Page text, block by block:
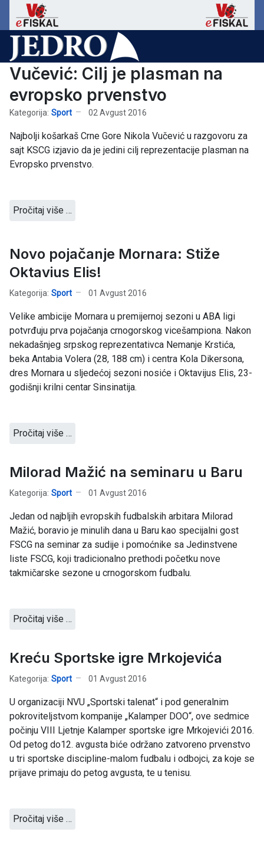
Vučević: Cilj je plasman na
evropsko prvenstvo
Kategorija: Sport 02 Avgust 2016
Najbolji košarkaš Crne Gore Nikola Vučević u razgovoru za
sajt KSCG izjavio da je jedini cilj reprezentacije plasman na
Evropsko prvenstvo.
Pročitaj više …
Novo pojačanje Mornara: Stiže
Oktavius Elis!
Kategorija: Sport 01 Avgust 2016
Velike ambicije Mornara u premijernoj sezoni u ABA ligi
potvrđuju prva pojačanja crnogorskog vicešampiona. Nakon
nekadašnjeg srpskog reprezentativca Nemanje Krstića,
beka Antabia Volera (28, 188 cm) i centra Kola Dikersona,
dres Mornara u sljedećoj sezoni nosiće i Oktavijus Elis, 23-
godišnji krilni centar Sinsinatija.
Pročitaj više …
Milorad Mažić na seminaru u Baru
Kategorija: Sport 01 Avgust 2016
Jedan od najbljih evropskih fudbalskih arbitara Milorad
Mažić, boravio je minulih dana u Baru kao specijalni gost
FSCG na seminar za sudije i pomoćnike sa Jedinstvene
liste FSCG, koji tradicionalno prethodi početku nove
takmičarske sezone u crnogorskom fudbalu.
Pročitaj više …
Kreću Sportske igre Mrkojevića
Kategorija: Sport 01 Avgust 2016
U organizaciji NVU „Sportski talenat“ i pod generalnim
pokroviteljstvom kompanije „Kalamper DOO“, ove sedmice
počinju VIII Ljetnje Kalamper sportske igre Mrkojevići 2016.
Od petog do12. avgusta biće održano zatvoreno prvenstvo
u tri sportske discipline-malom fudbalu i odbojci, za koje se
prijave primaju do petog avgusta, te u tenisu.
Pročitaj više …